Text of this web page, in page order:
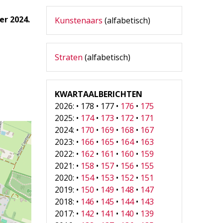
2024. Kunstenaars (alfabetisch)
Straten (alfabetisch)
KWARTAALBERICHTEN
2026: • 178 • 177 • 176 • 175
2025: • 174• 173 • 172 • 171
2024: • 170 • 169 • 168 • 167
2023: • 166 • 165 • 164• 163
2022: • 162 • 161 • 160 • 159
2021: • 158 • 157 • 156 • 155
2020: • 154• 153 • 152 • 151
2019: • 150 • 149 • 148 • 147
2018: • 146 • 145 • 144• 143
2017: • 142 • 141 • 140 • 139